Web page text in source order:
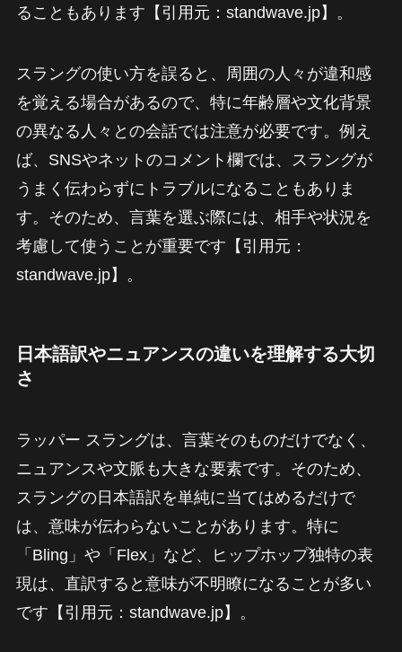
ることもあります【引用元：standwave.jp】。
スラングの使い方を誤ると、周囲の人々が違和感
を覚える場合があるので、特に年齢層や文化背景
の異なる人々との会話では注意が必要です。例え
ば、SNSやネットのコメント欄では、スラングが
うまく伝わらずにトラブルになることもありま
す。そのため、言葉を選ぶ際には、相手や状況を
考慮して使うことが重要です【引用元：
standwave.jp】。
日本語訳やニュアンスの違いを理解する大切
さ
ラッパー スラングは、言葉そのものだけでなく、
ニュアンスや文脈も大きな要素です。そのため、
スラングの日本語訳を単純に当てはめるだけで
は、意味が伝わらないことがあります。特に
「Bling」や「Flex」など、ヒップホップ独特の表
現は、直訳すると意味が不明瞭になることが多い
です【引用元：standwave.jp】。